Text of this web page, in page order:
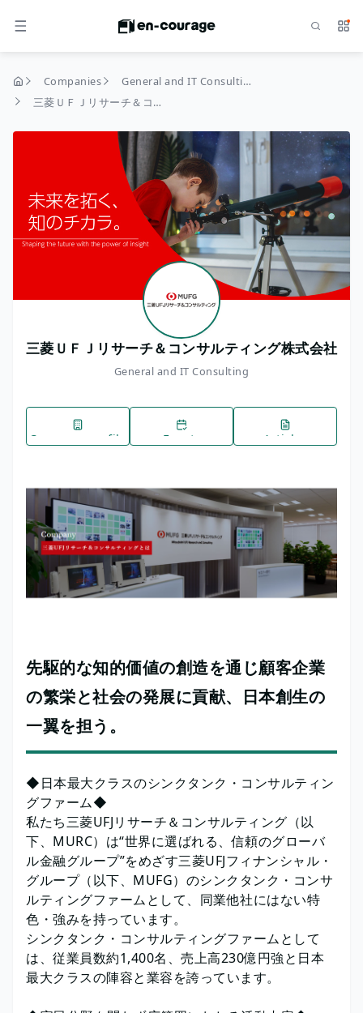
MENU Search
home Companies
General and IT Consulting
三菱ＵＦＪリサーチ＆コンサルティング株式会社
三菱ＵＦＪリサーチ＆コンサルティング株式会社
General and IT Consulting
Company profile Events Articles
先駆的な知的価値の創造を通じ顧客企業
の繁栄と社会の発展に貢献、日本創生の
一翼を担う。
◆日本最大クラスのシンクタンク・コンサルティン
グファーム◆
私たち三菱UFJリサーチ＆コンサルティング（以
下、MURC）は“世界に選ばれる、信頼のグローバ
ル金融グループ”をめざす三菱UFJフィナンシャル・
グループ（以下、MUFG）のシンクタンク・コンサ
ルティングファームとして、同業他社にはない特
色・強みを持っています。
シンクタンク・コンサルティングファームとして
は、従業員数約1,400名、売上高230億円強と日本
最大クラスの陣容と業容を誇っています。